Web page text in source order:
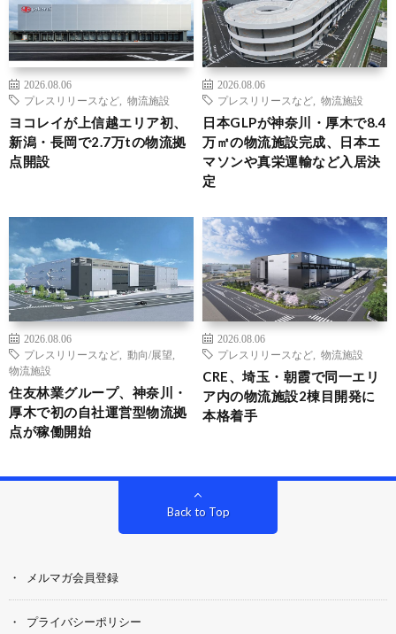
2026.08.06
プレスリリースなど
物流施設
ヨコレイが上信越エリア初、
新潟・長岡で2.7万tの物流拠
点開設
2026.08.06
プレスリリースなど
物流施設
日本GLPが神奈川・厚木で8.4
万㎡の物流施設完成、日本エ
マソンや真栄運輸など入居決
定
2026.08.06
プレスリリースなど
動向/展望
物流施設
住友林業グループ、神奈川・
厚木で初の自社運営型物流拠
点が稼働開始
2026.08.06
プレスリリースなど
物流施設
CRE、埼玉・朝霞で同一エリ
ア内の物流施設2棟目開発に
本格着手
Back to Top
メルマガ会員登録
プライバシーポリシー